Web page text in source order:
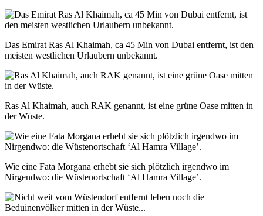
Das Emirat Ras Al Khaimah, ca 45 Min von Dubai entfernt, ist den
meisten westlichen Urlaubern unbekannt.
Ras Al Khaimah, auch RAK genannt, ist eine grüne Oase mitten in
der Wüste.
Wie eine Fata Morgana erhebt sie sich plötzlich irgendwo im
Nirgendwo: die Wüstenortschaft ‘Al Hamra Village’.